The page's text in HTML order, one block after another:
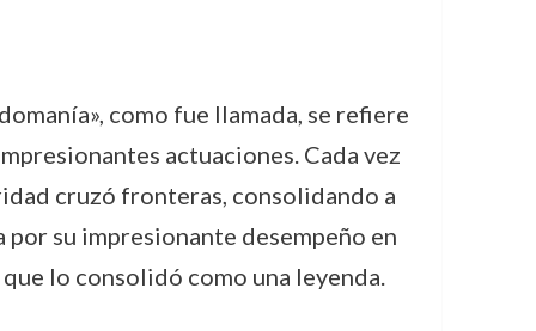
como fue llamada, se refiere
actuaciones. Cada vez
cruzó fronteras, consolidando a
su impresionante desempeño en
lo consolidó como una leyenda.